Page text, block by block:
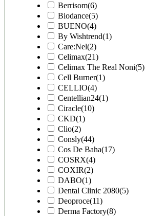
Berrisom(6)
Biodance(5)
BUENO(4)
By Wishtrend(1)
Care:Nel(2)
Celimax(21)
Celimax The Real Noni(5)
Cell Burner(1)
CELLIO(4)
Centellian24(1)
Ciracle(10)
CKD(1)
Clio(2)
Consly(44)
Cos De Baha(17)
COSRX(4)
COXIR(2)
DABO(1)
Dental Clinic 2080(5)
Deoproce(11)
Derma Factory(8)